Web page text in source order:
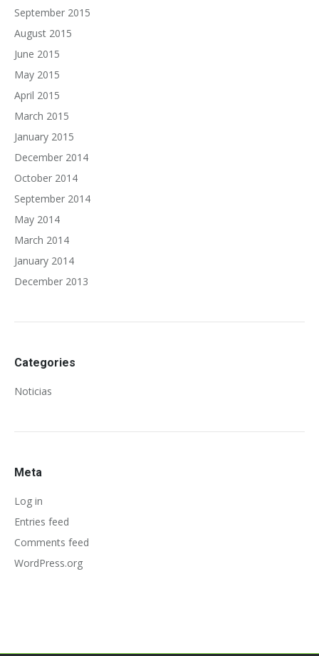
September 2015
August 2015
June 2015
May 2015
April 2015
March 2015
January 2015
December 2014
October 2014
September 2014
May 2014
March 2014
January 2014
December 2013
Categories
Noticias
Meta
Log in
Entries feed
Comments feed
WordPress.org